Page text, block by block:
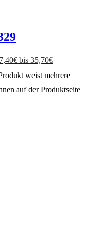
bis 35,70€
weist mehrere
auf der Produktseite